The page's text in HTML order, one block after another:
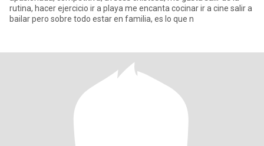
rutina, hacer ejercicio ir a playa me encanta cocinar ir a cine salir a
bailar pero sobre todo estar en familia, es lo que n